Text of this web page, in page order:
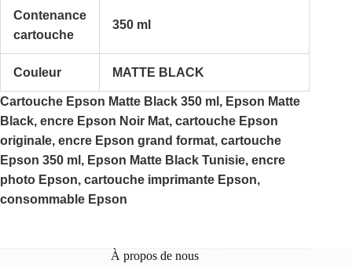
Contenance
cartouche
350 ml
Couleur MATTE BLACK
Cartouche Epson Matte Black 350 ml, Epson Matte
Black, encre Epson Noir Mat, cartouche Epson
originale, encre Epson grand format, cartouche
Epson 350 ml, Epson Matte Black Tunisie, encre
photo Epson, cartouche imprimante Epson,
consommable Epson
À propos de nous